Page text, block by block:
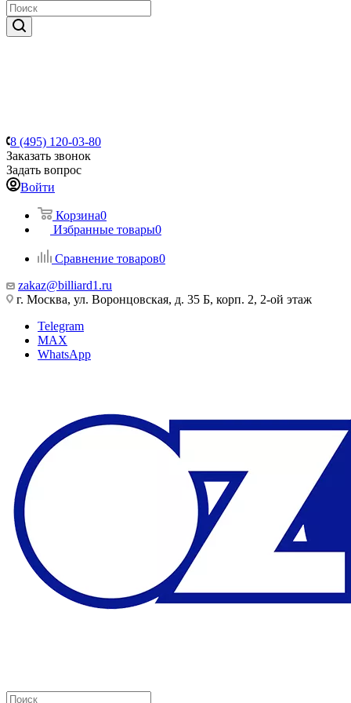
8 (495) 120-03-80
Заказать звонок
Задать вопрос
Войти
Корзина0
Избранные товары0
Сравнение товаров0
zakaz@billiard1.ru
г. Москва, ул. Воронцовская, д. 35 Б, корп. 2, 2-ой этаж
Telegram
MAX
WhatsApp